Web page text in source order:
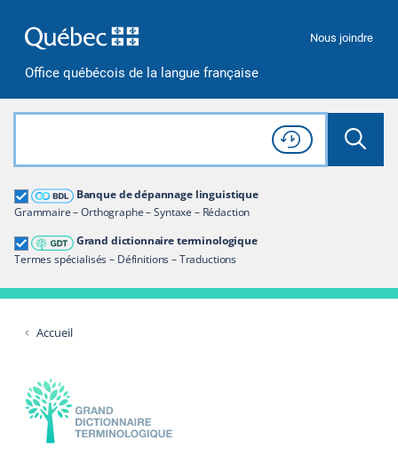
Office québécois de la langue française
Nous joindre
Rechercher dans tout le site
Lancer
Consulter l'
Historique
de recherche
Banque de dépannage linguistique
Grammaire – Orthographe – Syntaxe – Rédaction
Grand dictionnaire terminologique
Termes spécialisés – Définitions – Traductions
Grand dictionnaire terminologique
Restreindre aux termes
Accueil